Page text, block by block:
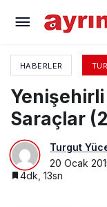
HABERLER
Saraçlar
Turgut
20 Ocak
4dk, 13sn
Yenişehirli